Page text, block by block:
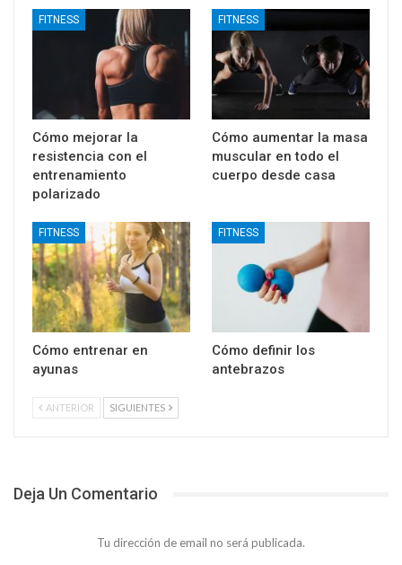
FITNESS
Cómo mejorar la
resistencia con el
entrenamiento
polarizado
FITNESS
Cómo aumentar la masa
muscular en todo el
cuerpo desde casa
FITNESS
Cómo entrenar en
ayunas
FITNESS
Cómo definir los
antebrazos
ANTERIOR SIGUIENTES
Deja Un Comentario
Tu dirección de email no será publicada.